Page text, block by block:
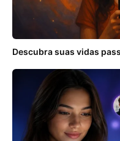
Descubra suas vidas